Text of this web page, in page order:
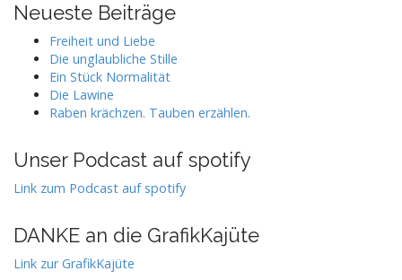
Neueste Beiträge
Freiheit und Liebe
Die unglaubliche Stille
Ein Stück Normalität
Die Lawine
Raben krächzen. Tauben erzählen.
Unser Podcast auf spotify
Link zum Podcast auf spotify
DANKE an die GrafikKajüte
Link zur GrafikKajüte